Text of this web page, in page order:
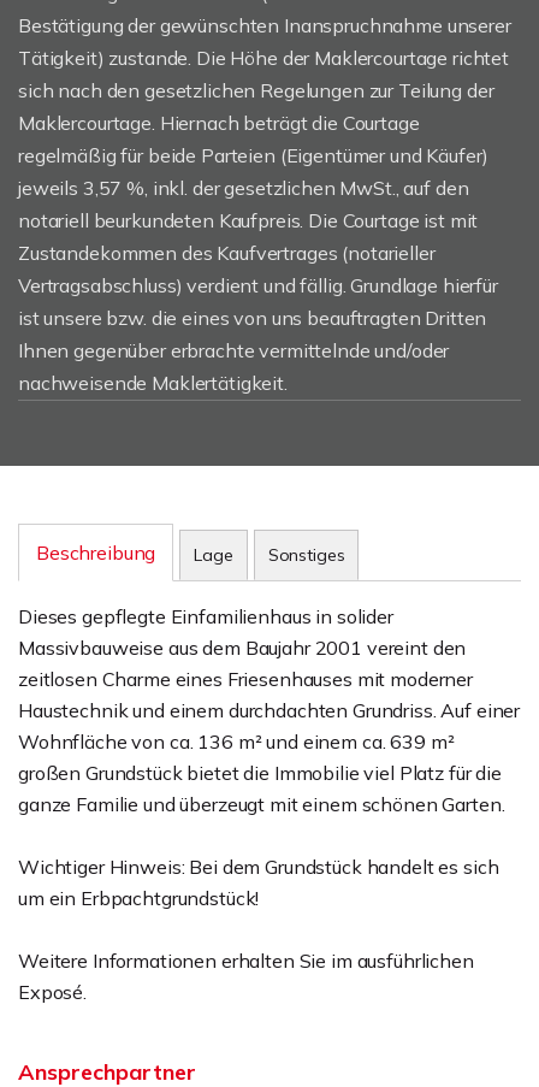
Bestätigung der gewünschten Inanspruchnahme unserer
Tätigkeit) zustande. Die Höhe der Maklercourtage richtet
sich nach den gesetzlichen Regelungen zur Teilung der
Maklercourtage. Hiernach beträgt die Courtage
regelmäßig für beide Parteien (Eigentümer und Käufer)
jeweils 3,57 %, inkl. der gesetzlichen MwSt., auf den
notariell beurkundeten Kaufpreis. Die Courtage ist mit
Zustandekommen des Kaufvertrages (notarieller
Vertragsabschluss) verdient und fällig. Grundlage hierfür
ist unsere bzw. die eines von uns beauftragten Dritten
Ihnen gegenüber erbrachte vermittelnde und/oder
nachweisende Maklertätigkeit.
Beschreibung Lage Sonstiges
Dieses gepflegte Einfamilienhaus in solider
Massivbauweise aus dem Baujahr 2001 vereint den
zeitlosen Charme eines Friesenhauses mit moderner
Haustechnik und einem durchdachten Grundriss. Auf einer
Wohnfläche von ca. 136 m² und einem ca. 639 m²
großen Grundstück bietet die Immobilie viel Platz für die
ganze Familie und überzeugt mit einem schönen Garten.
Wichtiger Hinweis: Bei dem Grundstück handelt es sich
um ein Erbpachtgrundstück!
Weitere Informationen erhalten Sie im ausführlichen
Exposé.
Ansprechpartner